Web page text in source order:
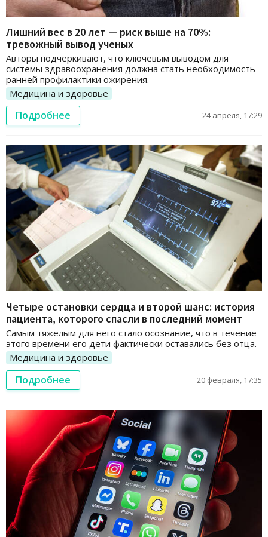
Лишний вес в 20 лет — риск выше на 70%:
тревожный вывод ученых
Авторы подчеркивают, что ключевым выводом для
системы здравоохранения должна стать необходимость
ранней профилактики ожирения.
Медицина и здоровье
Подробнее 24 апреля, 17:29
Четыре остановки сердца и второй шанс: история
пациента, которого спасли в последний момент
Самым тяжелым для него стало осознание, что в течение
этого времени его дети фактически оставались без отца.
Медицина и здоровье
Подробнее 20 февраля, 17:35